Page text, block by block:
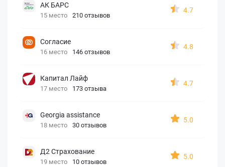
АК БАРС
15 место 210 отзывов
4.7
Согласие
16 место 146 отзывов
4.8
Капитал Лайф
17 место 173 отзыва
4.7
Georgia assistance
18 место 30 отзывов
5.0
Д2 Страхование
19 место 10 отзывов
5.0